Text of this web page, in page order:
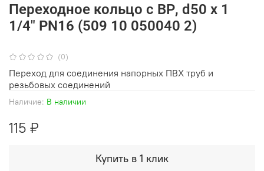
(0)
Наличие: В наличии
Переходное кольцо с ВР, d50 х 1
1/4" PN16 (509 10 050040 2)
115 ₽
Купить в 1 клик
Переход для соединения напорных ПВХ труб и
резьбовых соединений